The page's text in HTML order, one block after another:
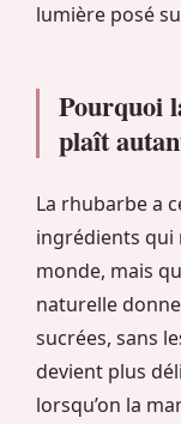
lumière posé
Pourquoi
plaît
La rhubarbe a
ingrédients qui
monde, mais
naturelle
sucrées, sans
devient plus
lorsqu’on la